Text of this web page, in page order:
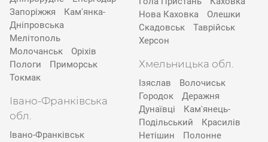
Запоріжжя
Кам'янка-
Дніпровська
Мелітополь
Молочанськ
Оріхів
Пологи
Приморськ
Токмак
Івано-Франківська
обл.
Івано-Франківськ
Нова Каховка
Олешки
Скадовськ
Таврійськ
Херсон
Хмельницька обл.
Ізяслав
Волочиськ
Городок
Деражня
Дунаївці
Кам'янець-
Подільський
Красилів
Нетішин
Полонне